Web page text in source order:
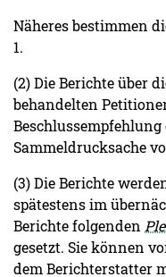
Näheres bestimmen
1.
(2) Die Berichte über
behandelten
Sammeldrucksache
(3) Die Berichte
spätestens im
Berichte folgenden
gesetzt. Sie können
dem Berichterstatter